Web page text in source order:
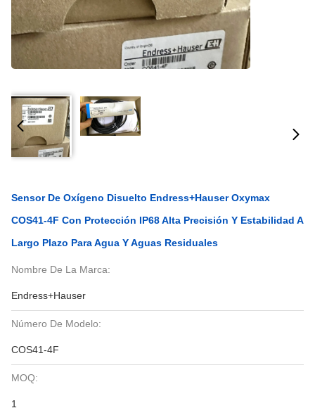
Sensor De Oxígeno Disuelto Endress+Hauser Oxymax
COS41-4F Con Protección IP68 Alta Precisión Y Estabilidad A
Largo Plazo Para Agua Y Aguas Residuales
Nombre De La Marca:
Endress+Hauser
Número De Modelo:
COS41-4F
MOQ:
1